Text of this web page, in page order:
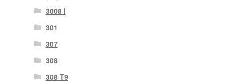
3008 I
301
307
308
308 T9